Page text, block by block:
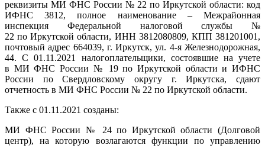
реквизиты МИ ФНС России № 22 по Иркутской области: код
ИФНС 3812, полное наименование – Межрайонная
инспекция Федеральной налоговой службы №
22 по Иркутской области, ИНН 3812080809, КПП 381201001,
почтовый адрес 664039, г. Иркутск, ул. 4-я Железнодорожная,
44. С 01.11.2021 налогоплательщики, состоявшие на учете
в МИ ФНС России № 19 по Иркутской области и ИФНС
России по Свердловскому округу г. Иркутска, сдают
отчетность в МИ ФНС России № 22 по Иркутской области.
Также с 01.11.2021 созданы:
МИ ФНС России № 24 по Иркутской области (Долговой
центр), на которую возлагаются функции по управлению